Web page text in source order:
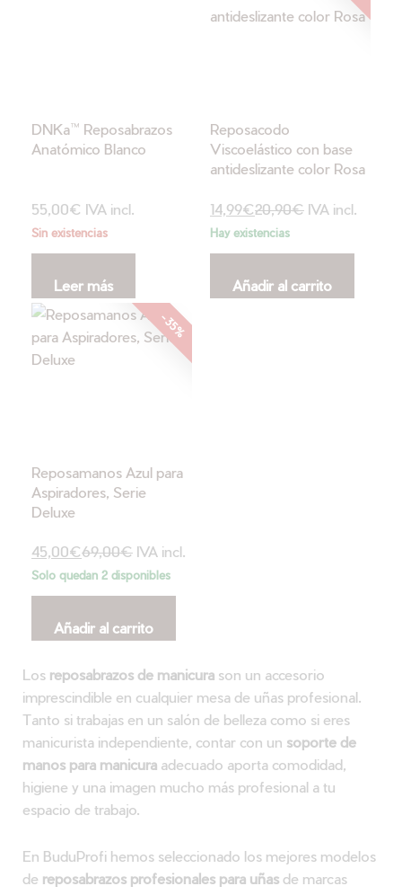
DNKa™ Reposabrazos
Anatómico Blanco
55,00€ IVA incl.
Sin existencias
Leer más
Reposacodo
Viscoelástico con base
antideslizante color Rosa
14,99€20,90€ IVA incl.
Hay existencias
Añadir al carrito
-35%
Reposamanos Azul para
Aspiradores, Serie
Deluxe
45,00€69,00€ IVA incl.
Solo quedan 2 disponibles
Añadir al carrito
Los reposabrazos de manicura son un accesorio
imprescindible en cualquier mesa de uñas profesional.
Tanto si trabajas en un salón de belleza como si eres
manicurista independiente, contar con un soporte de
manos para manicura adecuado aporta comodidad,
higiene y una imagen mucho más profesional a tu
espacio de trabajo.
En BuduProfi hemos seleccionado los mejores modelos
de reposabrazos profesionales para uñas de marcas